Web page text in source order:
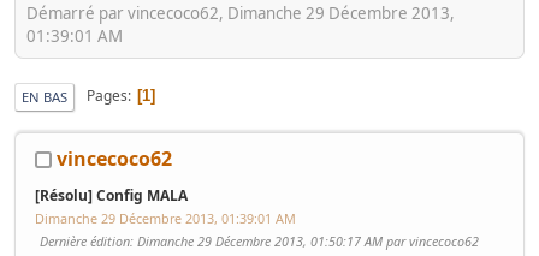
Démarré par vincecoco62, Dimanche 29 Décembre 2013,
01:39:01 AM
EN BAS Pages 1
vincecoco62
[Résolu] Config MALA
Dimanche 29 Décembre 2013, 01:39:01 AM
Dernière édition: Dimanche 29 Décembre 2013, 01:50:17 AM par vincecoco62